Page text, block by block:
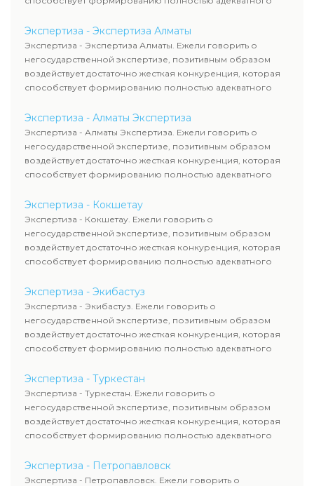
Экспертиза - Экспертиза Алматы
Экспертиза - Экспертиза Алматы. Ежели говорить о
негосударственной экспертизе, позитивным образом
воздействует достаточно жесткая конкуренция, которая
способствует формированию полностью адекватного
Экспертиза - Алматы Экспертиза
Экспертиза - Алматы Экспертиза. Ежели говорить о
негосударственной экспертизе, позитивным образом
воздействует достаточно жесткая конкуренция, которая
способствует формированию полностью адекватного
Экспертиза - Кокшетау
Экспертиза - Кокшетау. Ежели говорить о
негосударственной экспертизе, позитивным образом
воздействует достаточно жесткая конкуренция, которая
способствует формированию полностью адекватного
Экспертиза - Экибастуз
Экспертиза - Экибастуз. Ежели говорить о
негосударственной экспертизе, позитивным образом
воздействует достаточно жесткая конкуренция, которая
способствует формированию полностью адекватного
Экспертиза - Туркестан
Экспертиза - Туркестан. Ежели говорить о
негосударственной экспертизе, позитивным образом
воздействует достаточно жесткая конкуренция, которая
способствует формированию полностью адекватного
Экспертиза - Петропавловск
Экспертиза - Петропавловск. Ежели говорить о